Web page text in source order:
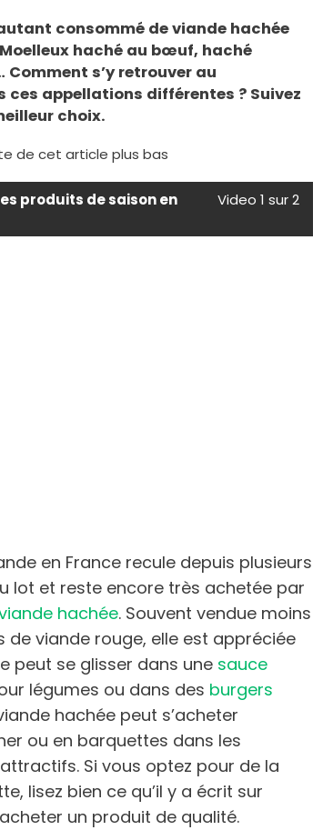
consommé de viande hachée
haché au bœuf, haché
s’y retrouver au
appellations différentes ? Suivez
choix.
de cet article plus bas
produits de saison en
Video 1 sur 2
en France recule depuis plusieurs
lot et reste encore très achetée par
hachée. Souvent vendue moins
de viande rouge, elle est appréciée
peut se glisser dans une sauce
légumes ou dans des burgers
hachée peut s’acheter
ou en barquettes dans les
Si vous optez pour de la
lisez bien ce qu’il y a écrit sur
un produit de qualité.